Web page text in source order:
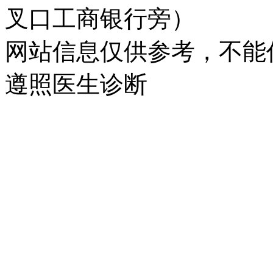
叉口工商银行旁）
网站信息仅供参考，不
遵照医生诊断